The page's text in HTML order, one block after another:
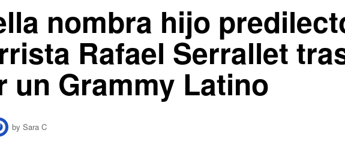
nombra hijo
Rafael Serrallet
un Grammy Latino
by Sara C